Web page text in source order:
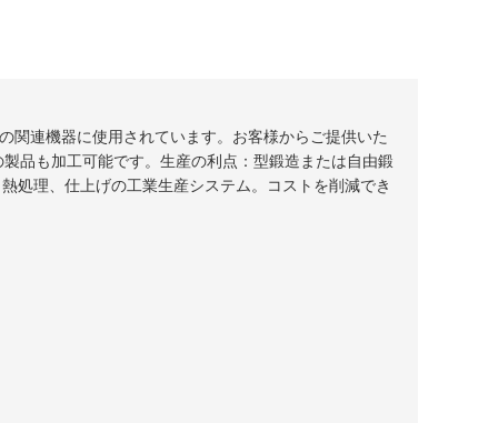
関連機器に使用されています。お客様からご提供いた
品も加工可能です。生産の利点：型鍛造または自由鍛
処理、仕上げの工業生産システム。コストを削減でき